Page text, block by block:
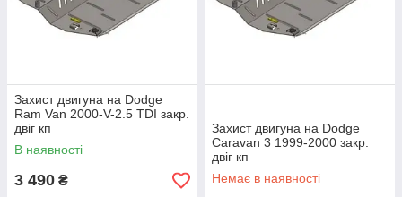
Захист двигуна на Dodge
Ram Van 2000-V-2.5 TDI закр.
двіг кп
В наявності
3 490 ₴
Захист двигуна на Dodge
Caravan 3 1999-2000 закр.
двіг кп
Немає в наявності